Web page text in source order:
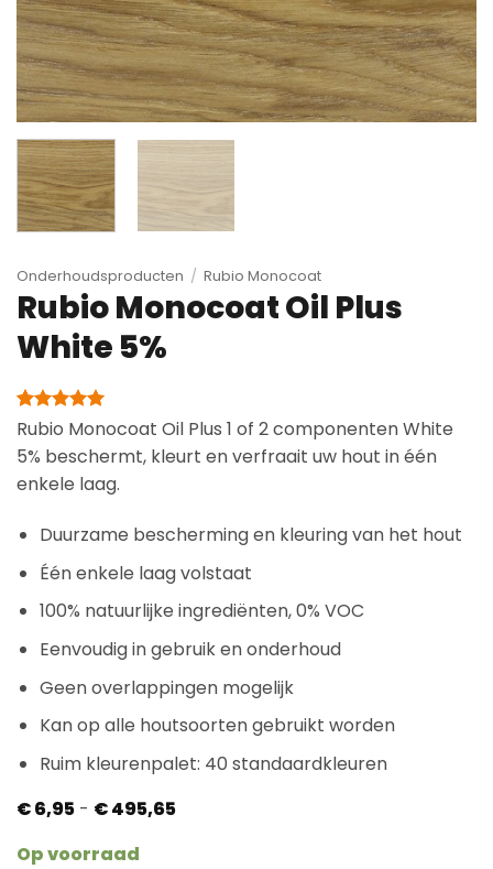
Onderhoudsproducten / Rubio Monocoat
Rubio Monocoat Oil Plus
White 5%
Gewaardeerd
gebaseerd
op
1
klantbeoordeling
Rubio Monocoat Oil Plus 1 of 2 componenten White
5% beschermt, kleurt en verfraait uw hout in één
enkele laag.
Duurzame bescherming en kleuring van het hout
Één enkele laag volstaat
100% natuurlijke ingrediënten, 0% VOC
Eenvoudig in gebruik en onderhoud
Geen overlappingen mogelijk
Kan op alle houtsoorten gebruikt worden
Ruim kleurenpalet: 40 standaardkleuren
€6,95 - €495,65Prijsklasse:
Op voorraad